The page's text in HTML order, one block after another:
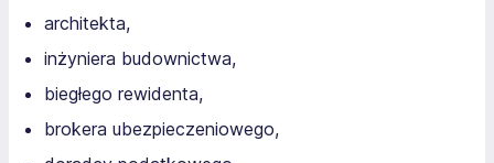
architekta,
inżyniera budownictwa,
biegłego rewidenta,
brokera ubezpieczeniowego,